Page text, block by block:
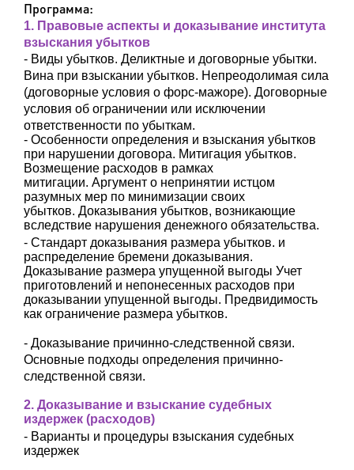
Программа:
1. Правовые аспекты и доказывание института
взыскания убытков
- Виды убытков. Деликтные и договорные убытки.
Вина при взыскании убытков. Непреодолимая сила
(договорные условия о форс-мажоре). Договорные
условия об ограничении или исключении
ответственности по убыткам.
- Особенности определения и взыскания убытков
при нарушении договора. Митигация убытков.
Возмещение расходов в рамках
митигации. Аргумент о непринятии истцом
разумных мер по минимизации своих
убытков. Доказывания убытков, возникающие
вследствие нарушения денежного обязательства.
- Стандарт доказывания размера убытков. и
распределение бремени доказывания.
Доказывание размера упущенной выгоды Учет
приготовлений и непонесенных расходов при
доказывании упущенной выгоды. Предвидимость
как ограничение размера убытков.
- Доказывание причинно-следственной связи.
Основные подходы определения причинно-
следственной связи.
2. Доказывание и взыскание судебных
издержек (расходов)
- Варианты и процедуры взыскания судебных
издержек